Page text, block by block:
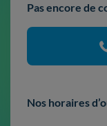
Pas encore de
Nos horaires